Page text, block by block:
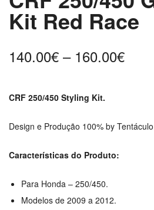
Kit Red Race
140.00€ – 160.00€Price
CRF 250/450 Styling Kit.
Design e Produção 100% by
Características do Produto:
Para Honda – 250/450.
Modelos de 2009 a 2012.